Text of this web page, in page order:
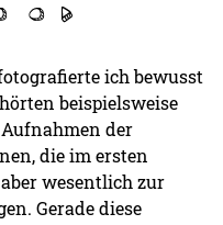
ich bewusst
beispielsweise
der
die im ersten
wesentlich zur
Gerade diese